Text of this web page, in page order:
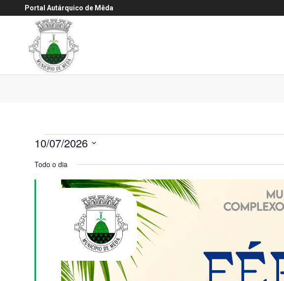
Portal Autárquico de Mêda
Eventos
for
10
10/07/2026
a
data.
Todo o dia